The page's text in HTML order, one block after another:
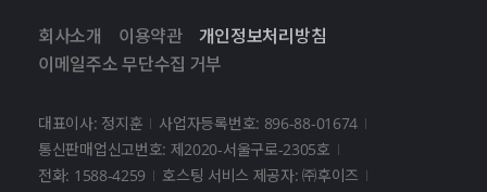
회사소개 이용약관
개인정보처리방침
이메일주소 무단수집 거부
대표이사: 정지훈
사업자등록번호: 896-88-01674
통신판매업신고번호: 제2020-서울구로-2305호
전화: 1588-4259
호스팅 서비스 제공자: ㈜후이즈